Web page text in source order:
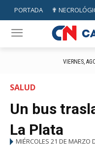
PORTADA ✟
VIERNES,
SALUD
Un bus
La Plata
MIÉRCOLES 21 DE MARZO